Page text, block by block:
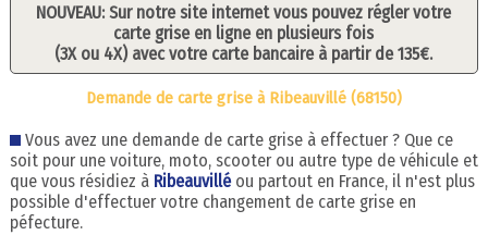
NOUVEAU: Sur notre site internet vous pouvez régler votre
carte grise en ligne en plusieurs fois
(3X ou 4X) avec votre carte bancaire à partir de 135€.
Demande de carte grise à Ribeauvillé (68150)
Vous avez une demande de carte grise à effectuer ? Que ce
soit pour une voiture, moto, scooter ou autre type de véhicule et
que vous résidiez à Ribeauvillé ou partout en France, il n'est plus
possible d'effectuer votre changement de carte grise en
péfecture.